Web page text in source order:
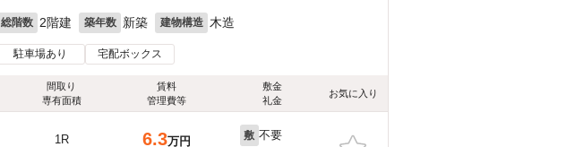
総階数 2階建 築年数 新築 建物構造 木造
駐車場あり 宅配ボックス
間取り
専有面積
賃料
管理費等
敷金
礼金
お気に入り
1R
6.3万円
敷 不要